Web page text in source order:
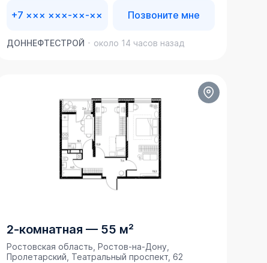
+7 ××× ×××-××-×× Позвоните мне
ДОННЕФТЕСТРОЙ около 14 часов назад
2-комнатная — 55 м²
Ростовская область, Ростов-на-Дону,
Пролетарский, Театральный проспект, 62